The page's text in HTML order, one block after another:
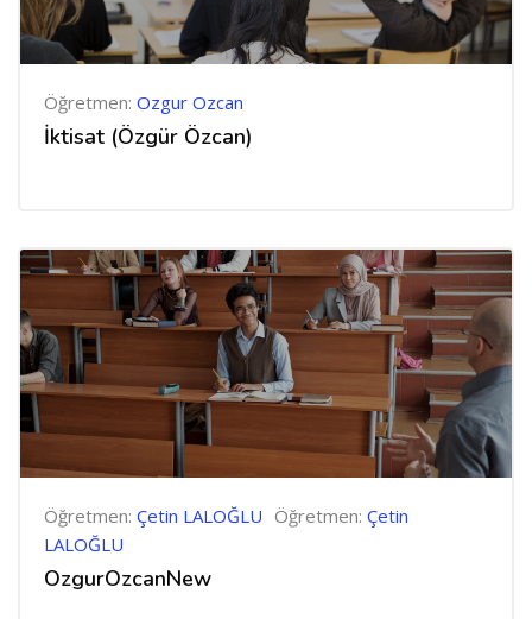
Öğretmen: Ozgur Ozcan
İktisat (Özgür Özcan)
Öğretmen: Çetin LALOĞLU Öğretmen: Çetin
LALOĞLU
OzgurOzcanNew